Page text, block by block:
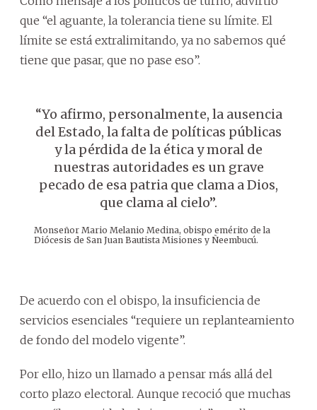
que “el aguante, la tolerancia tiene su límite. El
límite se está extralimitando, ya no sabemos qué
tiene que pasar, que no pase eso”.
“Yo afirmo, personalmente, la ausencia
del Estado, la falta de políticas públicas
y la pérdida de la ética y moral de
nuestras autoridades es un grave
pecado de esa patria que clama a Dios,
que clama al cielo”.
Monseñor Mario Melanio Medina, obispo emérito de la
Diócesis de San Juan Bautista Misiones y Ñeembucú.
De acuerdo con el obispo, la insuficiencia de
servicios esenciales “requiere un replanteamiento
de fondo del modelo vigente”.
Por ello, hizo un llamado a pensar más allá del
corto plazo electoral. Aunque recoció que muchas